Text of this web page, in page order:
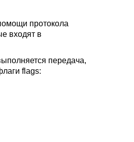
протокола
входят в
передача,
flags: